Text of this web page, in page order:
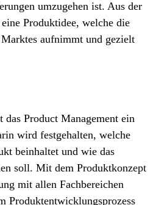
umzugehen ist. Aus der
Produktidee, welche die
aufnimmt und gezielt
das Product Management ein
wird festgehalten, welche
beinhaltet und wie das
soll. Mit dem Produktkonzept
mit allen Fachbereichen
Produktentwicklungsprozess